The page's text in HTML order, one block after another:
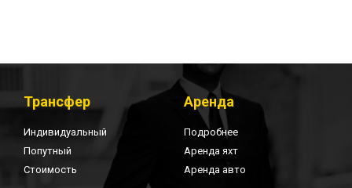
Трансфер
Индивидуальный
Попутный
Стоимость
Аренда
Подробнее
Аренда яхт
Аренда авто